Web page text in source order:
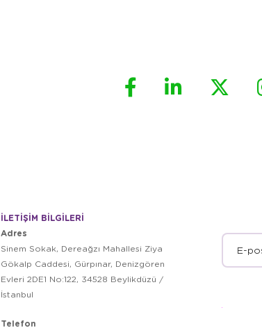
İLETİŞİM BİLGİLERİ
Adres
Sinem Sokak, Dereağzı Mahallesi Ziya
Gökalp Caddesi, Gürpınar, Denizgören
Evleri 2DE1 No:122, 34528 Beylikdüzü /
İstanbul
Telefon